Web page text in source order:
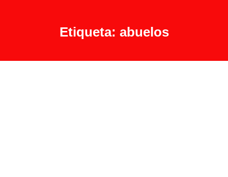
Etiqueta: abuelos